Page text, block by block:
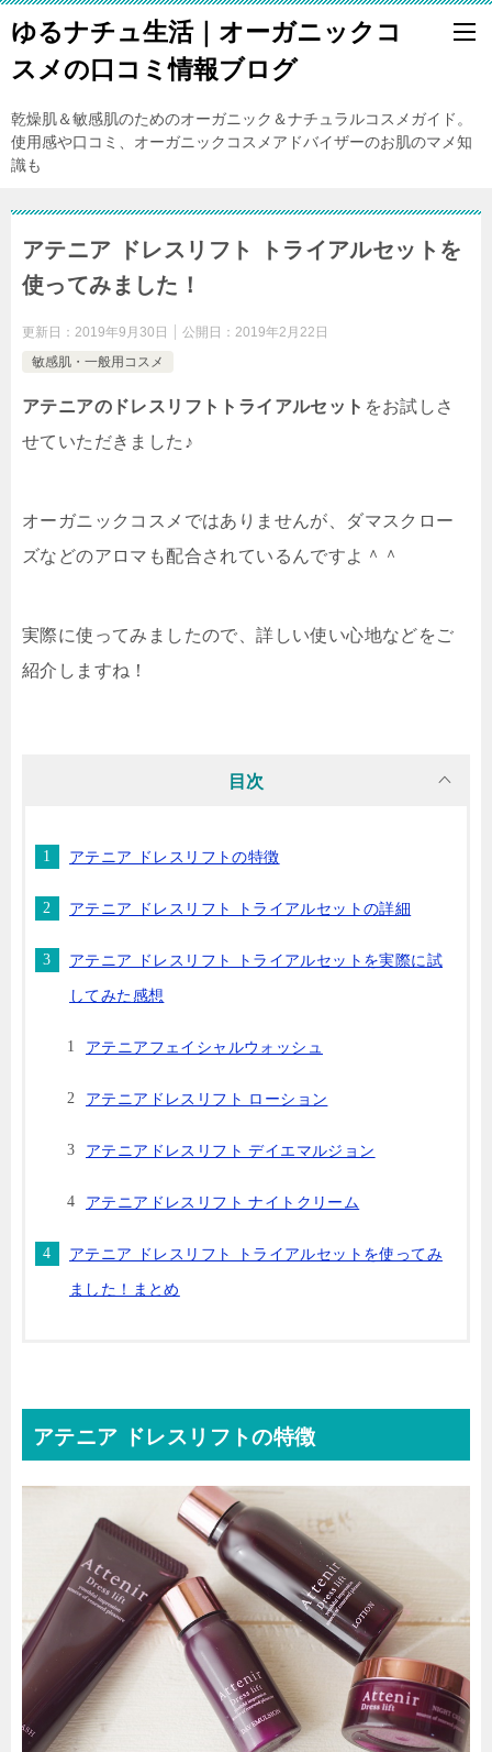
ゆるナチュ生活｜オーガニックコ
スメの口コミ情報ブログ
乾燥肌＆敏感肌のためのオーガニック＆ナチュラルコスメガイド。
使用感や口コミ、オーガニックコスメアドバイザーのお肌のマメ知
識も
アテニア ドレスリフト トライアルセットを
使ってみました！
更新日： 2019年9月30日 公開日： 2019年2月22日
敏感肌・一般用コスメ
アテニアのドレスリフトトライアルセット をお試しさ
せていただきました♪
オーガニックコスメではありませんが、ダマスクロー
ズなどのアロマも配合されているんですよ＾＾
実際に使ってみましたので、詳しい使い心地などをご
紹介しますね！
目次
アテニア ドレスリフトの特徴
アテニア ドレスリフト トライアルセットの詳細
アテニア ドレスリフト トライアルセットを実際に試
してみた感想
アテニアフェイシャルウォッシュ
アテニアドレスリフト ローション
アテニアドレスリフト デイエマルジョン
アテニアドレスリフト ナイトクリーム
アテニア ドレスリフト トライアルセットを使ってみ
ました！まとめ
アテニア ドレスリフトの特徴